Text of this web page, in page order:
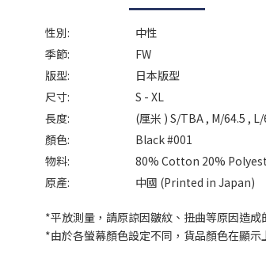
性別:
中性
季節:
FW
版型:
日本版型
尺寸:
S - XL
長度:
(厘米 ) S/TBA , M/64.5 ,
顏色:
Black #001
物料:
80% Cotton 20%
原產:
中國 (Printed in Japan)
*平放測量，請原諒因皺紋、扭曲等原因造成
*由於各螢幕顏色設定不同，貨品顏色在顯示